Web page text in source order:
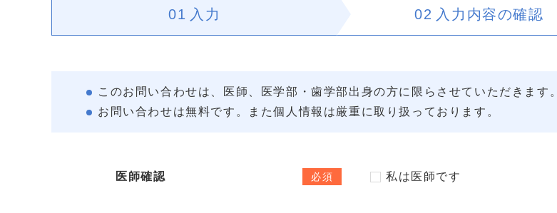
01 入力 02 入力内容の確認
このお問い合わせは、医師、医学部・歯学部出身の方に限らさせていただきます。
お問い合わせは無料です。また個人情報は厳重に取り扱っております。
医師確認 必須 私は医師です